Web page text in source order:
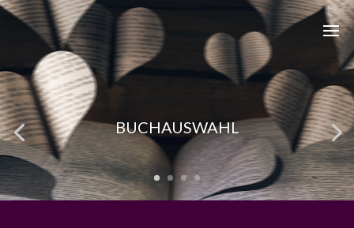
BUCHAUSWAHL